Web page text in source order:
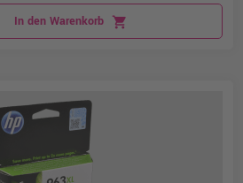
In den Warenkorb shopping_cart